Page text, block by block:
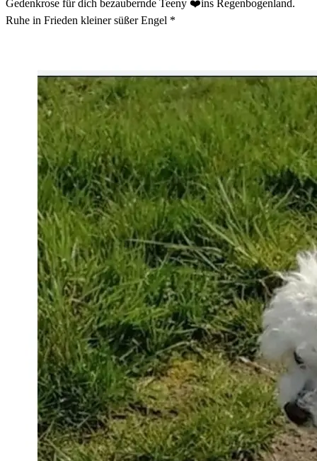
Gedenkrose für dich bezaubernde Teeny ❤️ins Regenbogenland.
Ruhe in Frieden kleiner süßer Engel *